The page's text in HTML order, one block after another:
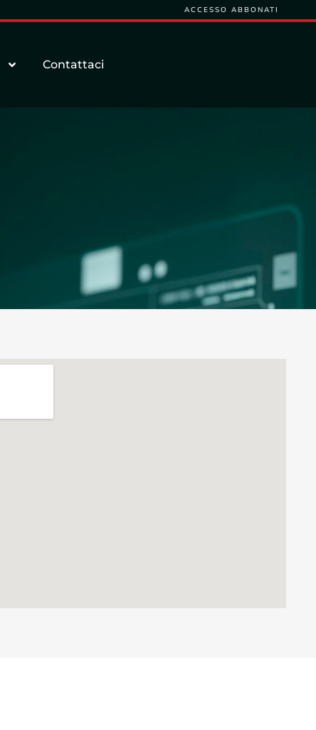
ACCESSO ABBONATI
Contattaci